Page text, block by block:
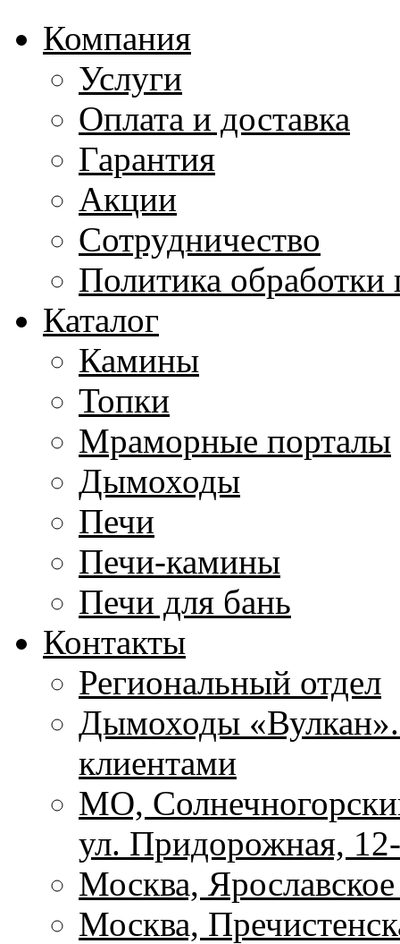
Компания
Услуги
Оплата и доставка
Гарантия
Акции
Сотрудничество
Политика
Каталог
Камины
Топки
Мраморные порталы
Дымоходы
Печи
Печи-камины
Печи для бань
Контакты
Региональный отдел
Дымоходы
клиентами
МО,
ул. Придорожная,
Москва,
Москва,